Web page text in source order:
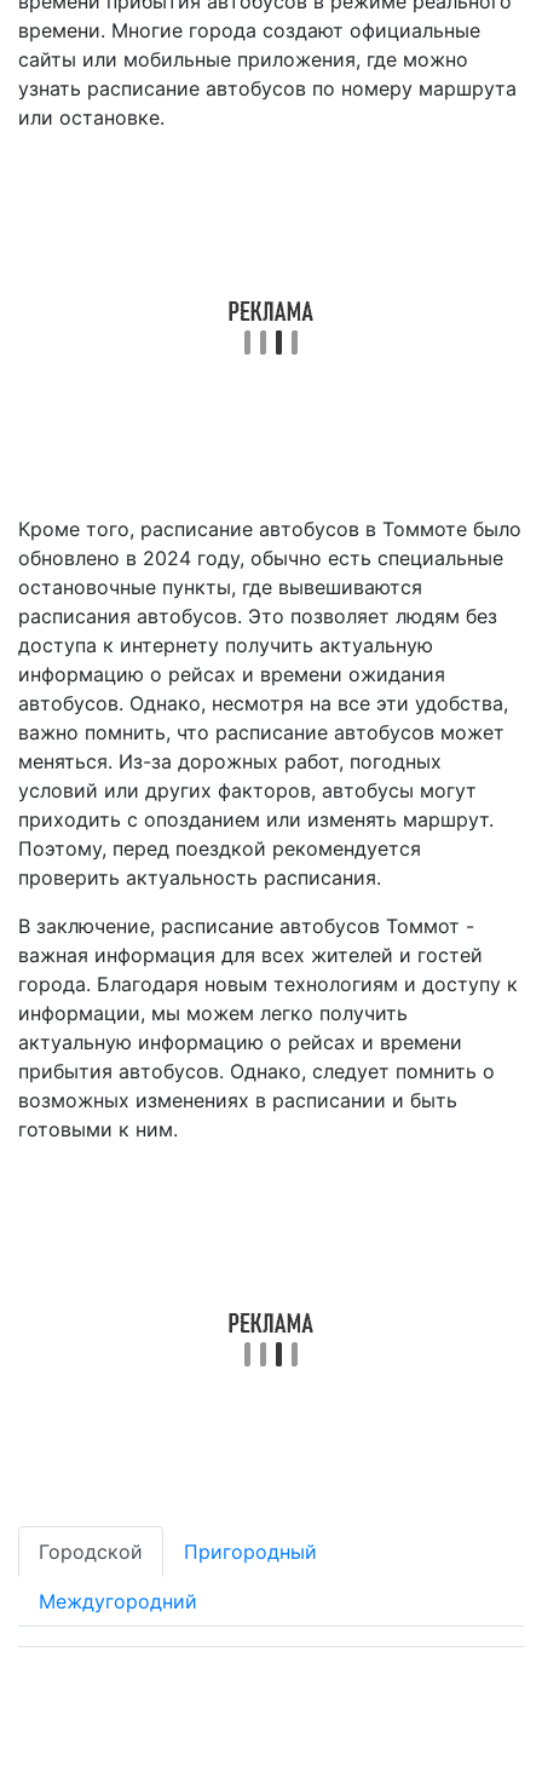
времени. Многие города создают официальные
сайты или мобильные приложения, где можно
узнать расписание автобусов по номеру маршрута
или остановке.
Кроме того, расписание автобусов в Томмоте было
обновлено в 2024 году, обычно есть специальные
остановочные пункты, где вывешиваются
расписания автобусов. Это позволяет людям без
доступа к интернету получить актуальную
информацию о рейсах и времени ожидания
автобусов. Однако, несмотря на все эти удобства,
важно помнить, что расписание автобусов может
меняться. Из-за дорожных работ, погодных
условий или других факторов, автобусы могут
приходить с опозданием или изменять маршрут.
Поэтому, перед поездкой рекомендуется
проверить актуальность расписания.
В заключение, расписание автобусов Томмот -
важная информация для всех жителей и гостей
города. Благодаря новым технологиям и доступу к
информации, мы можем легко получить
актуальную информацию о рейсах и времени
прибытия автобусов. Однако, следует помнить о
возможных изменениях в расписании и быть
готовыми к ним.
Городской Пригородный
Междугородний